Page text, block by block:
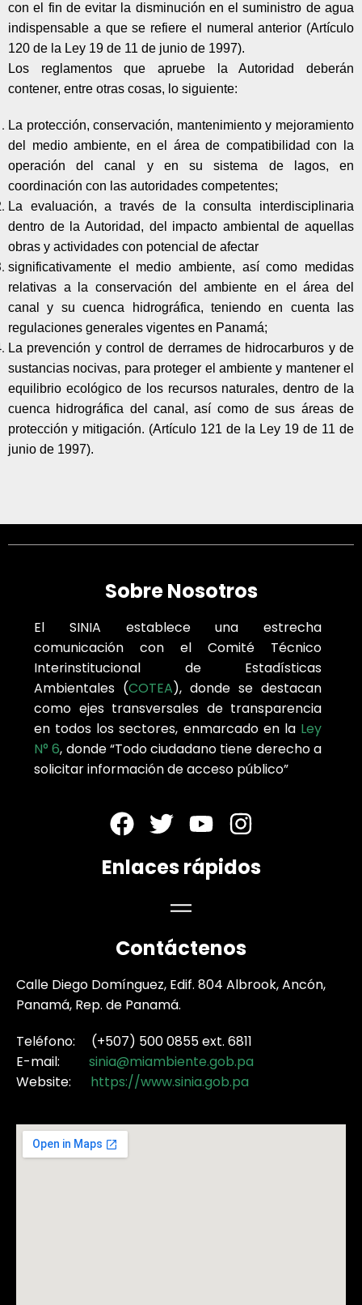
con el fin de evitar la disminución en el suministro de agua
indispensable a que se refiere el numeral anterior (Artículo
120 de la Ley 19 de 11 de junio de 1997).
Los reglamentos que apruebe la Autoridad deberán
contener, entre otras cosas, lo siguiente:
La protección, conservación, mantenimiento y mejoramiento
del medio ambiente, en el área de compatibilidad con la
operación del canal y en su sistema de lagos, en
coordinación con las autoridades competentes;
La evaluación, a través de la consulta interdisciplinaria
dentro de la Autoridad, del impacto ambiental de aquellas
obras y actividades con potencial de afectar
significativamente el medio ambiente, así como medidas
relativas a la conservación del ambiente en el área del
canal y su cuenca hidrográfica, teniendo en cuenta las
regulaciones generales vigentes en Panamá;
La prevención y control de derrames de hidrocarburos y de
sustancias nocivas, para proteger el ambiente y mantener el
equilibrio ecológico de los recursos naturales, dentro de la
cuenca hidrográfica del canal, así como de sus áreas de
protección y mitigación. (Artículo 121 de la Ley 19 de 11 de
junio de 1997).
Sobre Nosotros
El SINIA establece una estrecha
comunicación con el Comité Técnico
Interinstitucional de Estadísticas
Ambientales (COTEA), donde se destacan
como ejes transversales de transparencia
en todos los sectores, enmarcado en la Ley
N° 6, donde “Todo ciudadano tiene derecho a
solicitar información de acceso público”
Enlaces rápidos
Contáctenos
Calle Diego Domínguez, Edif. 804 Albrook, Ancón,
Panamá, Rep. de Panamá.
Teléfono: (+507) 500 0855 ext. 6811
E-mail: sinia@miambiente.gob.pa
Website: https://www.sinia.gob.pa